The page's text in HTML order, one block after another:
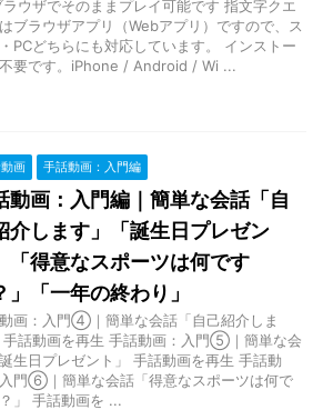
ウザでそのままプレイ可能です 指文字クエ
ブラウザアプリ（Webアプリ）ですので、ス
PCどちらにも対応しています。 インストー
要です。iPhone / Android / Wi ...
画 手話動画：入門編
動画：入門編｜簡単な会話「自
介します」「誕生日プレゼン
「得意なスポーツは何です
」「一年の終わり」
画：入門④｜簡単な会話「自己紹介しま
手話動画を再生 手話動画：入門⑤｜簡単な会
生日プレゼント」 手話動画を再生 手話動
門⑥｜簡単な会話「得意なスポーツは何で
」 手話動画を ...